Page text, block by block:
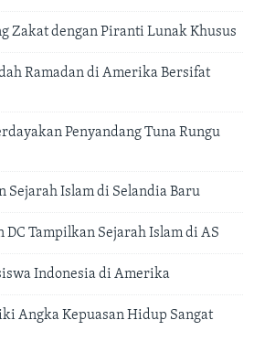
Zakat dengan Piranti Lunak Khusus
Ramadan di Amerika Bersifat
Penyandang Tuna Rungu
Sejarah Islam di Selandia Baru
Tampilkan Sejarah Islam di AS
Indonesia di Amerika
Angka Kepuasan Hidup Sangat